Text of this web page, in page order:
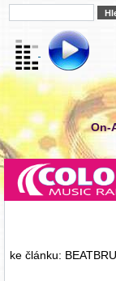
On-
ke článku: